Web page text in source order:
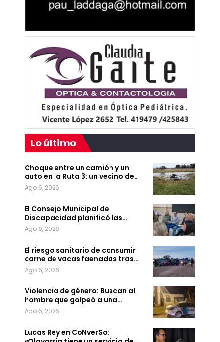
Lo último
Choque entre un camión y un
auto en la Ruta 3: un vecino de…
Ago 6, 2026
El Consejo Municipal de
Discapacidad planificó las…
Ago 6, 2026
El riesgo sanitario de consumir
carne de vacas faenadas tras…
Ago 6, 2026
Violencia de género: Buscan al
hombre que golpeó a una…
Ago 6, 2026
Lucas Rey en CoNverSo: